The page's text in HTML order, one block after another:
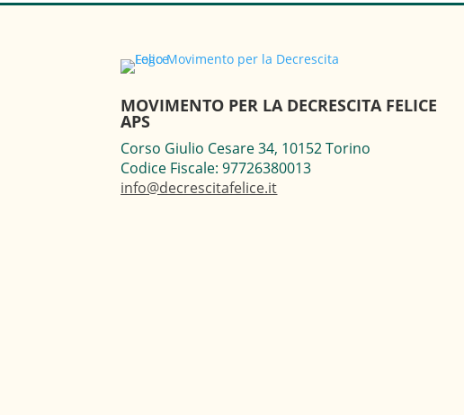
MOVIMENTO PER LA DECRESCITA FELICE
APS
Corso Giulio Cesare 34, 10152 Torino
Codice Fiscale: 97726380013
info@decrescitafelice.it